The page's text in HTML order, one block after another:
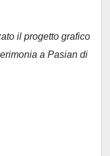
il progetto grafico
a Pasian di